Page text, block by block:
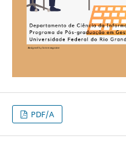
PDF/A